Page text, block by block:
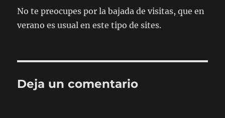
No te preocupes por la bajada de visitas, que en
verano es usual en este tipo de sites.
Deja un comentario